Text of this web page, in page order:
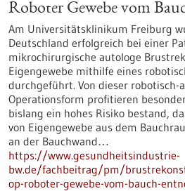
Roboter Gewebe vom
Am Universitätsklinikum Freiburg
Deutschland erfolgreich bei einer
mikrochirurgische autologe
Eigengewebe mithilfe eines
durchgeführt. Von dieser robotisch-
Operationsform profitieren
bislang ein hohes Risiko bestand,
von Eigengewebe aus dem
an der Bauchwand…
https://www.gesundheitsindustrie-
bw.de/fachbeitrag/pm/
op-roboter-gewebe-vom-bauch-